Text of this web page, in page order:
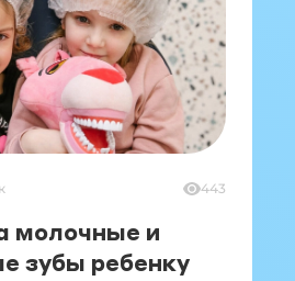
443
молочные и
зубы ребенку